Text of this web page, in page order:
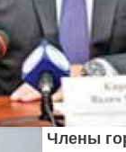
Члены